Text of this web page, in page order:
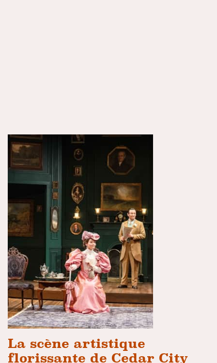
La scène artistique
florissante de Cedar City